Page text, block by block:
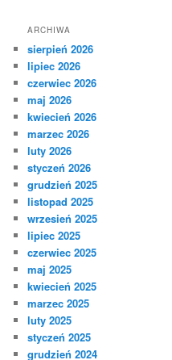
ARCHIWA
sierpień 2026
lipiec 2026
czerwiec 2026
maj 2026
kwiecień 2026
marzec 2026
luty 2026
styczeń 2026
grudzień 2025
listopad 2025
wrzesień 2025
lipiec 2025
czerwiec 2025
maj 2025
kwiecień 2025
marzec 2025
luty 2025
styczeń 2025
grudzień 2024